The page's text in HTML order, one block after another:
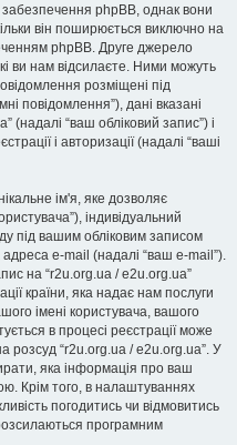
phpBB, однак вони
він поширюється виключно на
phpBB. Друге джерело
ви нам відсилаєте. Ними можуть
розміщені під
повідомлення”), дані вказані
(надалі “ваш обліковий запис”) і
і авторизації (надалі “ваші
ім'я, яке дозволяє
індивідуальний
під вашим обліковим записом
e-mail (надалі “ваш e-mail”).
на “r2u.org.ua / e2u.org.ua”
країни, яка надає нам послуги
імені користувача, вашого
в процесі реєстрації може
розсуд “r2u.org.ua / e2u.org.ua”. У
яка інформація про ваш
Крім того, в налаштуваннях
погодитись чи відмовитись
програмним